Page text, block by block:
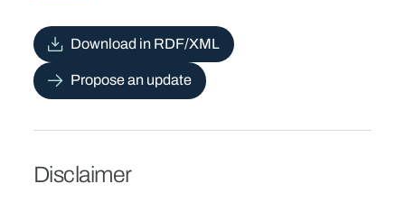
Download in RDF/XML
Propose an update
Disclaimer